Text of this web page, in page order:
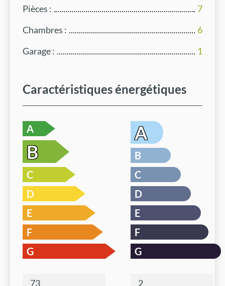
Pièces :
7
Chambres :
6
Garage :
1
Caractéristiques énergétiques
A
B
C
D
E
F
G
73
A
B
C
D
E
F
G
2